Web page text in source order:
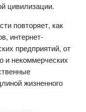
цивилизации.
повторяет, как
интернет-
предприятий, от
и некоммерческих
жизненного